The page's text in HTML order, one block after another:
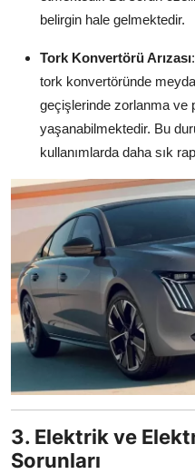
belirgin hale gelmektedir.
Tork Konvertörü Arızası
tork konvertöründe
geçişlerinde zorlanma ve
yaşanabilmektedir. Bu
kullanımlarda daha sık
3. Elektrik ve
Sorunları